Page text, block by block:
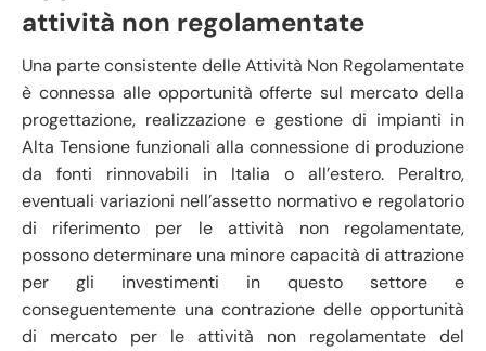
attività non regolamentate
Una parte consistente delle Attività Non Regolamentate
è connessa alle opportunità offerte sul mercato della
progettazione, realizzazione e gestione di impianti in
Alta Tensione funzionali alla connessione di produzione
da fonti rinnovabili in Italia o all’estero. Peraltro,
eventuali variazioni nell’assetto normativo e regolatorio
di riferimento per le attività non regolamentate,
possono determinare una minore capacità di attrazione
per gli investimenti in questo settore e
conseguentemente una contrazione delle opportunità
di mercato per le attività non regolamentate del